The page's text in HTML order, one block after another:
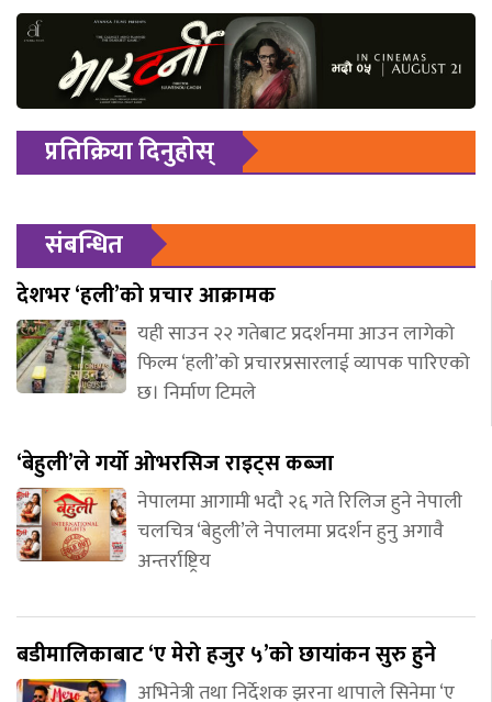
प्रतिक्रिया दिनुहोस्
संबन्धित
देशभर ‘हली’को प्रचार आक्रामक
यही साउन २२ गतेबाट प्रदर्शनमा आउन लागेको
फिल्म ‘हली’को प्रचारप्रसारलाई व्यापक पारिएको
छ। निर्माण टिमले
‘बेहुली’ले गर्यो ओभरसिज राइट्स कब्जा
नेपालमा आगामी भदौ २६ गते रिलिज हुने नेपाली
चलचित्र ‘बेहुली’ले नेपालमा प्रदर्शन हुनु अगावै
अन्तर्राष्ट्रिय
बडीमालिकाबाट ‘ए मेरो हजुर ५’को छायांकन सुरु हुने
अभिनेत्री तथा निर्देशक झरना थापाले सिनेमा ‘ए